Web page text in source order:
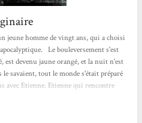
jeune homme de vingt ans, qui a choisi
Le bouleversement s'est
est devenu jaune orangé, et la nuit n'est
savaient, tout le monde s'était préparé
avec Etienne. Etienne qui rencontre
plus tard. La question qui se pose au